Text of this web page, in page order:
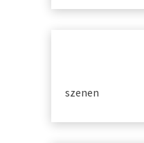
szenen